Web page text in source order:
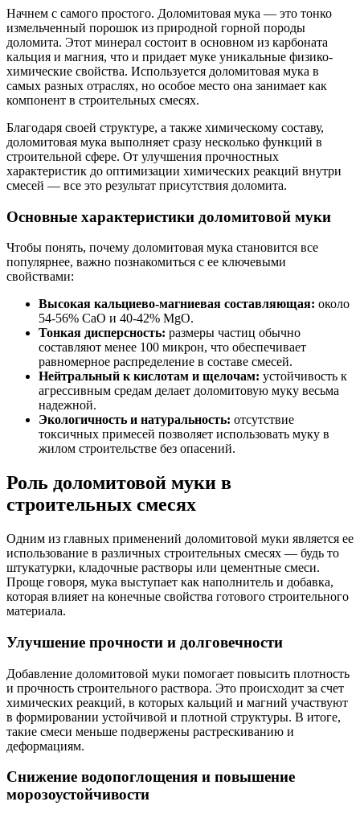
Начнем с самого простого. Доломитовая мука — это тонко
измельченный порошок из природной горной породы
доломита. Этот минерал состоит в основном из карбоната
кальция и магния, что и придает муке уникальные физико-
химические свойства. Используется доломитовая мука в
самых разных отраслях, но особое место она занимает как
компонент в строительных смесях.
Благодаря своей структуре, а также химическому составу,
доломитовая мука выполняет сразу несколько функций в
строительной сфере. От улучшения прочностных
характеристик до оптимизации химических реакций внутри
смесей — все это результат присутствия доломита.
Основные характеристики доломитовой муки
Чтобы понять, почему доломитовая мука становится все
популярнее, важно познакомиться с ее ключевыми
свойствами:
Высокая кальциево-магниевая составляющая: около
54-56% CaO и 40-42% MgO.
Тонкая дисперсность: размеры частиц обычно
составляют менее 100 микрон, что обеспечивает
равномерное распределение в составе смесей.
Нейтральный к кислотам и щелочам: устойчивость к
агрессивным средам делает доломитовую муку весьма
надежной.
Экологичность и натуральность: отсутствие
токсичных примесей позволяет использовать муку в
жилом строительстве без опасений.
Роль доломитовой муки в
строительных смесях
Одним из главных применений доломитовой муки является ее
использование в различных строительных смесях — будь то
штукатурки, кладочные растворы или цементные смеси.
Проще говоря, мука выступает как наполнитель и добавка,
которая влияет на конечные свойства готового строительного
материала.
Улучшение прочности и долговечности
Добавление доломитовой муки помогает повысить плотность
и прочность строительного раствора. Это происходит за счет
химических реакций, в которых кальций и магний участвуют
в формировании устойчивой и плотной структуры. В итоге,
такие смеси меньше подвержены растрескиванию и
деформациям.
Снижение водопоглощения и повышение
морозоустойчивости